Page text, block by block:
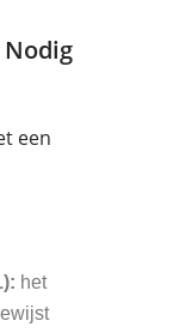
een
het